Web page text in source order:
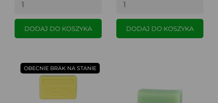
DODAJ DO KOSZYKA DODAJ DO KOSZYKA
OBECNIE BRAK NA STANIE